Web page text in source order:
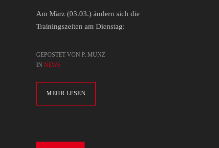
Am März (03.03.) ändern sich die
Trainingszeiten am Dienstag:
MEHR LESEN
GEPOSTET VON P. MUNZ
IN NEWS